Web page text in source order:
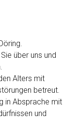
über uns und
Alters mit
betreut.
in Absprache mit
und